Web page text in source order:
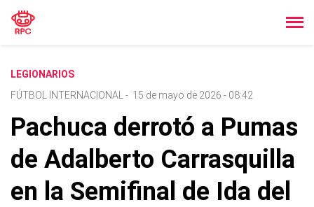
LEGIONARIOS
FÚTBOL INTERNACIONAL
- 15 de mayo de 2026 - 08:42
Pachuca derrotó a Pumas
de Adalberto Carrasquilla
en la Semifinal de Ida del